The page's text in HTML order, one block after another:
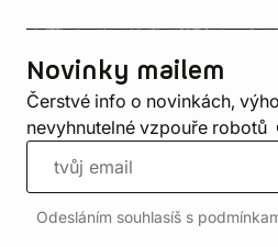
Novinky mailem
Čerstvé info o novinkách,
nevyhnutelné vzpouře robotů
Odesláním souhlasíš s